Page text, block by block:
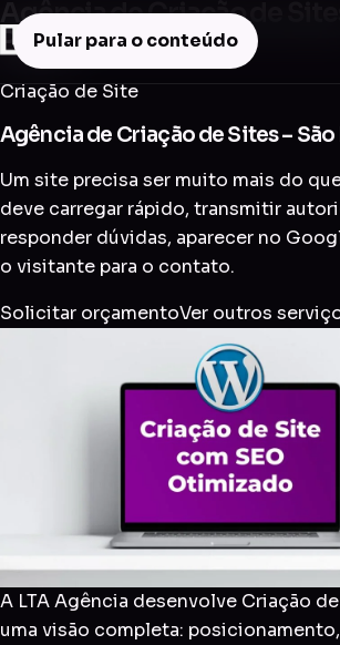
Pular para o conteúdo
Agência de Criação de
Paulo
Criação de Site
Agência de Criação de Sites – São
Um site precisa ser muito mais do
deve carregar rápido, transmitir
responder dúvidas, aparecer no
o visitante para o contato.
Solicitar orçamentoVer outros
A LTA Agência desenvolve Criação
uma visão completa: